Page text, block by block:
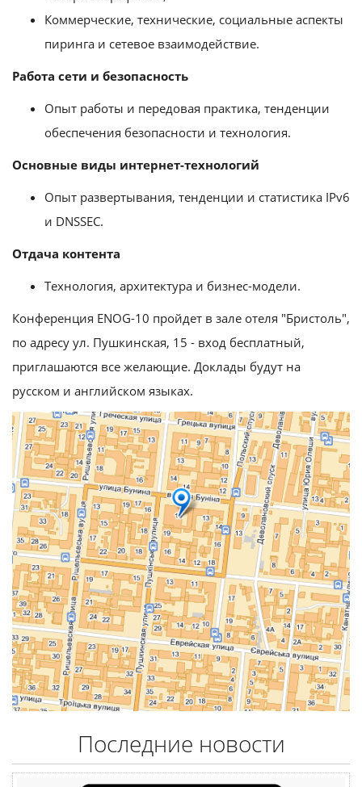
Коммерческие, технические, социальные аспекты
пиринга и сетевое взаимодействие.
Работа сети и безопасность
Опыт работы и передовая практика, тенденции
обеспечения безопасности и технология.
Основные виды интернет-технологий
Опыт развертывания, тенденции и статистика IPv6
и DNSSEC.
Отдача контента
Технология, архитектура и бизнес-модели.
Конференция ENOG-10 пройдет в зале отеля "Бристоль",
по адресу ул. Пушкинская, 15 - вход бесплатный,
приглашаются все желающие. Доклады будут на
русском и английском языках.
Последние новости